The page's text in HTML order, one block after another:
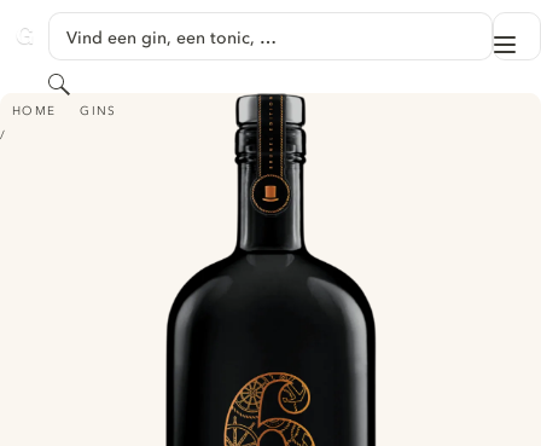
GINVENTORY
Vind een gin, een tonic, …
Zoeken
HOME GINS
6 O'CLOCK GIN - BRUNEL EDITION